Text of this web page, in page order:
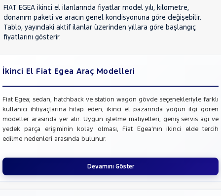
FIAT EGEA ikinci el ilanlarında fiyatlar model yılı, kilometre,
donanım paketi ve aracın genel kondisyonuna göre değişebilir.
Tablo, yayındaki aktif ilanlar üzerinden yıllara göre başlangıç
fiyatlarını gösterir.
İkinci El Fiat Egea Araç Modelleri
Fiat Egea; sedan, hatchback ve station wagon gövde seçenekleriyle farklı
kullanıcı ihtiyaçlarına hitap eden, ikinci el pazarında yoğun ilgi gören
modeller arasında yer alır. Uygun işletme maliyetleri, geniş servis ağı ve
yedek parça erişiminin kolay olması, Fiat Egea'nın ikinci elde tercih
edilme nedenleri arasında bulunur.
Devamını Göster